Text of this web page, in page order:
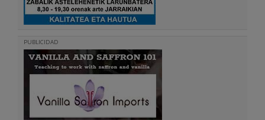
PUBLICIDAD